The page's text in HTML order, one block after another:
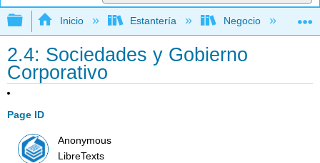
Expandir/contraer jerarquía global
Inicio Estantería Negocio
2.4: Sociedades y Gobierno
Corporativo
Page ID
Anonymous
LibreTexts